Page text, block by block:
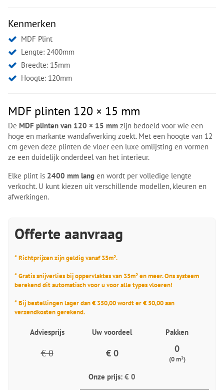
Kenmerken
MDF Plint
Lengte: 2400mm
Breedte: 15mm
Hoogte: 120mm
MDF plinten 120 × 15 mm
De MDF plinten van 120 × 15 mm zijn bedoeld voor wie een
hoge en markante wandafwerking zoekt. Met een hoogte van 12
cm geven deze plinten de vloer een luxe omlijsting en vormen
ze een duidelijk onderdeel van het interieur.
Elke plint is 2400 mm lang en wordt per volledige lengte
verkocht. U kunt kiezen uit verschillende modellen, kleuren en
afwerkingen.
Offerte aanvraag
* Richtprijzen zijn geldig vanaf 35m².
* Gratis snijverlies bij oppervlaktes van 35m² en meer. Ons systeem
berekend dit automatisch voor u voor alle types vloeren!
* Bij bestellingen lager dan € 350,00 wordt er € 50,00 aan
verzendkosten gerekend.
Adviesprijs Uw voordeel Pakken
€ 0 € 0 0
(0 m²)
Onze prijs: € 0